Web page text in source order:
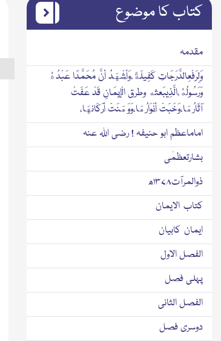
کتاب کا موضوع
مقدمہ
وَلِرَفْعِالدَّرَجَاتِ كَفِيلَةً،وَأَشْهَدُ أَنَّ مُحَمَّدًا عَبْدُهُ
وَرَسُولُهُ،الَّذِيبَعثه وطرق الْإِيمَانِ قَدْ عَفَتْ
آثَارُهَا،وَخَبَتْ أَنْوَارُهَا،وَوَهَنَتْ أَرْكَانهَا،
اماماعظم ابو حنیفہ ! رضی اللہ عنہ
بشارتعظمٰی
ذوالمرآت۱۳۷۸ھ
كتاب الايمان
ایمان کابیان
الفصل الاول
پہلی فصل
الفصل الثانی
دوسری فصل